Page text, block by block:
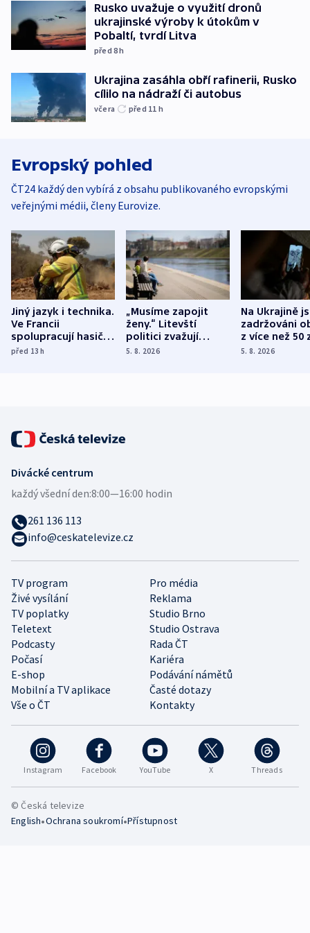
Rusko uvažuje o využití dronů
ukrajinské výroby k útokům v
Pobaltí, tvrdí Litva
před 8h
Ukrajina zasáhla obří rafinerii, Rusko
cílilo na nádraží či autobus
včera před 11 h
Evropský pohled
ČT24 každý den vybírá z obsahu publikovaného evropskými
veřejnými médii, členy Eurovize.
Jiný jazyk i technika.
Ve Francii
spolupracují hasiči z
různých zemí
před 13h
„Musíme zapojit
ženy.“ Litevští
politici zvažují
dohodu o
5. 8. 2026
Na Ukrajině
zadržováni
z více než 50
Bojovali na
5. 8. 2026
Instagram Facebook YouTube X Threads
TV program
Pro média
Živé vysílání
Reklama
TV poplatky
Studio Brno
Teletext
Studio Ostrava
Podcasty
Rada ČT
Počasí
Kariéra
E-shop
Podávání námětů
Mobilní a TV aplikace
Časté dotazy
Vše o ČT
Kontakty
Divácké centrum
každý všední den:8:00—16:00 hodin
261 136 113
info@ceskatelevize.cz
© Česká televize
English•Ochrana soukromí•Přístupnost